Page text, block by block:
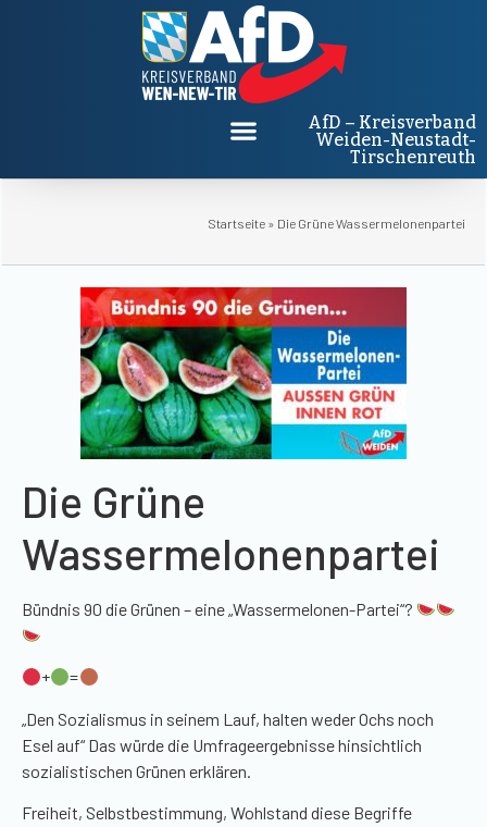
AfD – Kreisverband
Weiden-Neustadt-
Tirschenreuth
Startseite » Die Grüne Wassermelonenpartei
Die Grüne
Wassermelonenpartei
Bündnis 90 die Grünen – eine „Wassermelonen-Partei“?
+ =
„Den Sozialismus in seinem Lauf, halten weder Ochs noch
Esel auf“ Das würde die Umfrageergebnisse hinsichtlich
sozialistischen Grünen erklären.
Freiheit, Selbstbestimmung, Wohlstand diese Begriffe